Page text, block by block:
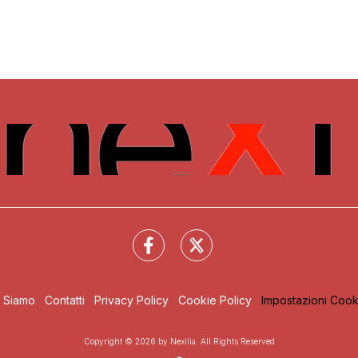
Siamo Contatti Privacy Policy Cookie Policy Impostazioni
Copyright © 2026 by Nexilia. All Rights Reserved